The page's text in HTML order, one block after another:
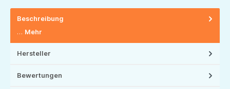
Beschreibung
… Mehr
Hersteller
Bewertungen